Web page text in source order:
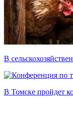
В
В Томске пройдет